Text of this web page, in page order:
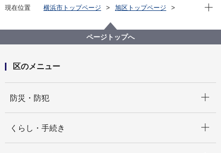
現在位置 横浜市トップページ
旭区トップページ
あさひ食育ランチョンマット
現在
ページトップへ
区のメニュー
防災・防犯
くらし・手続き